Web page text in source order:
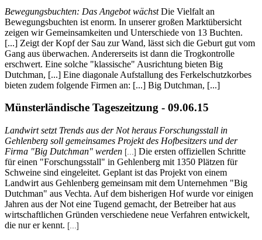
Bewegungsbuchten: Das Angebot wächstDie Vielfalt an
Bewegungsbuchten ist enorm. In unserer großen Marktübersicht
zeigen wir Gemeinsamkeiten und Unterschiede von 13 Buchten.
[...] Zeigt der Kopf der Sau zur Wand, lässt sich die Geburt gut vom
Gang aus überwachen. Andererseits ist dann die Trogkontrolle
erschwert. Eine solche "klassische" Ausrichtung bieten Big
Dutchman, [...] Eine diagonale Aufstallung des Ferkelschutzkorbes
bieten zudem folgende Firmen an: [...] Big Dutchman, [...]
Münsterländische Tageszeitzung - 09.06.15
Landwirt setzt Trends aus der Not heraus Forschungsstall in
Gehlenberg soll gemeinsames Projekt des Hofbesitzers und der
Firma "Big Dutchman" werden [...] Die ersten offiziellen Schritte
für einen "Forschungsstall" in Gehlenberg mit 1350 Plätzen für
Schweine sind eingeleitet. Geplant ist das Projekt von einem
Landwirt aus Gehlenberg gemeinsam mit dem Unternehmen "Big
Dutchman" aus Vechta. Auf dem bisherigen Hof wurde vor einigen
Jahren aus der Not eine Tugend gemacht, der Betreiber hat aus
wirtschaftlichen Gründen verschiedene neue Verfahren entwickelt,
die nur er kennt. [...]